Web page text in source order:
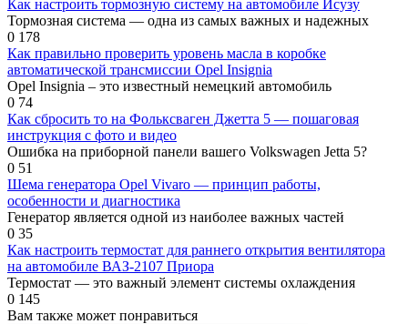
Как настроить тормозную систему на автомобиле Исузу
Тормозная система — одна из самых важных и надежных
0 178
Как правильно проверить уровень масла в коробке
автоматической трансмиссии Opel Insignia
Opel Insignia – это известный немецкий автомобиль
0 74
Как сбросить то на Фольксваген Джетта 5 — пошаговая
инструкция с фото и видео
Ошибка на приборной панели вашего Volkswagen Jetta 5?
0 51
Шема генератора Opel Vivaro — принцип работы,
особенности и диагностика
Генератор является одной из наиболее важных частей
0 35
Как настроить термостат для раннего открытия вентилятора
на автомобиле ВАЗ-2107 Приора
Термостат — это важный элемент системы охлаждения
0 145
Вам также может понравиться